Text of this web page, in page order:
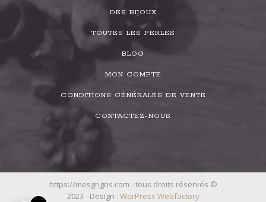
DES BIJOUX
TOUTES LES PERLES
BLOG
MON COMPTE
CONDITIONS GÉNÉRALES DE VENTE
CONTACTEZ-NOUS
https://mesgrigris.com - tous droits réservés ©
2023 - Design : WorPress Webfactory